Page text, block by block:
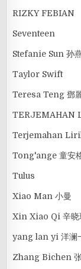
RIZKY FEBIAN
Seventeen
Stefanie Sun 孙
Taylor Swift
Teresa Teng 鄧
TERJEMAHAN
Terjemahan
Tong'ange 童安
Tulus
Xiao Man 小曼
Xin Xiao Qi 辛
yang lan yi 洋澜
Zhang Bichen